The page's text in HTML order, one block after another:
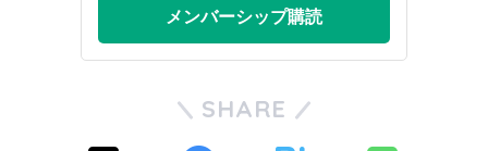
メンバーシップ購読
SHARE